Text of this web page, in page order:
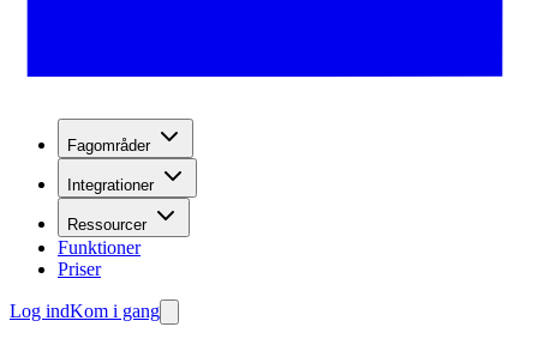
Fagområder
Integrationer
Ressourcer
Funktioner
Priser
Log indKom i gang